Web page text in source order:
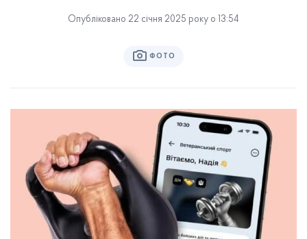
Опубліковано 22 січня 2025 року о 13:54
ФОТО